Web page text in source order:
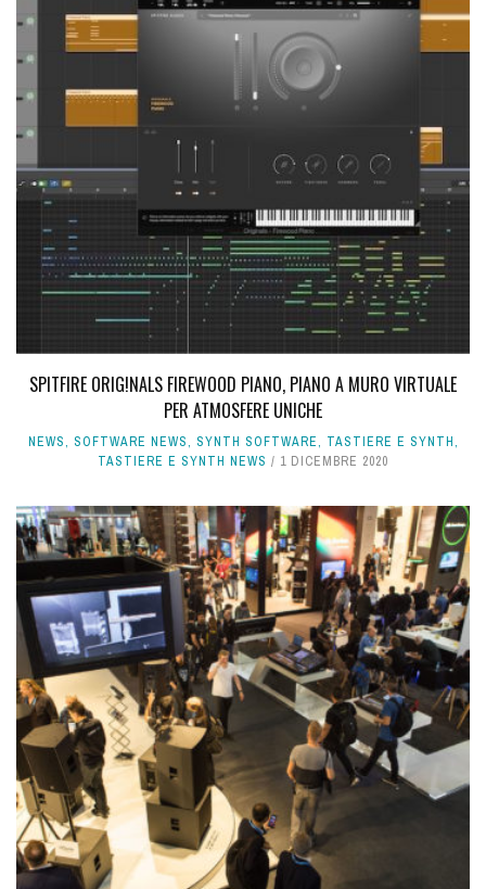
SPITFIRE ORIG!NALS FIREWOOD PIANO, PIANO A MURO VIRTUALE
PER ATMOSFERE UNICHE
NEWS, SOFTWARE NEWS, SYNTH SOFTWARE, TASTIERE E SYNTH,
TASTIERE E SYNTH NEWS
1 DICEMBRE 2020